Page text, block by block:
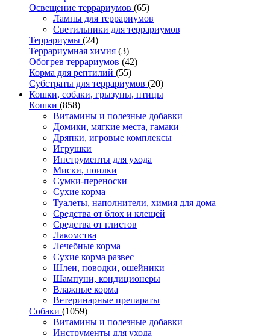
Освещение террариумов (65)
Лампы для террариумов
Светильники для террариумов
Террариумы (24)
Террариумная химия (3)
Обогрев террариумов (42)
Корма для рептилий (55)
Субстраты для террариумов (20)
Кошки, собаки, грызуны, птицы
Кошки (858)
Витамины и полезные добавки
Домики, мягкие места, гамаки
Дряпки, игровые комплексы
Игрушки
Инструменты для ухода
Миски, поилки
Сумки-переноски
Сухие корма
Туалеты, наполнители, химия для дома
Средства от блох и клещей
Средства от глистов
Лакомства
Лечебные корма
Сухие корма развес
Шлеи, поводки, ошейники
Шампуни, кондиционеры
Влажные корма
Ветеринарные препараты
Собаки (1059)
Витамины и полезные добавки
Инструменты для ухода